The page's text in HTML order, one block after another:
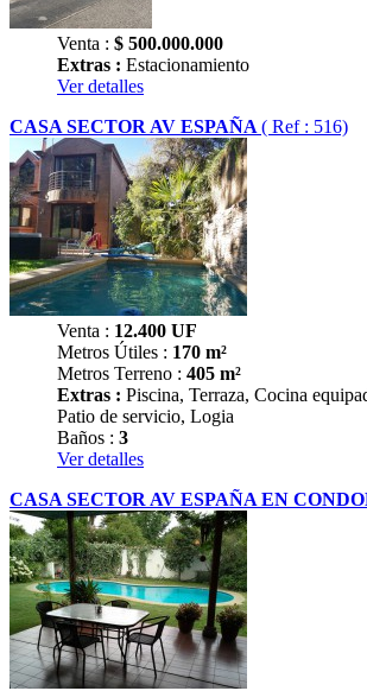
Venta : $ 500.000.000
Extras : Estacionamiento
Ver detalles
CASA SECTOR AV ESPAÑA ( Ref : 516)
Venta : 12.400 UF
Metros Útiles : 170 m²
Metros Terreno : 405 m²
Extras : Piscina, Terraza, Cocina
Patio de servicio, Logia
Baños : 3
Ver detalles
CASA SECTOR AV ESPAÑA EN